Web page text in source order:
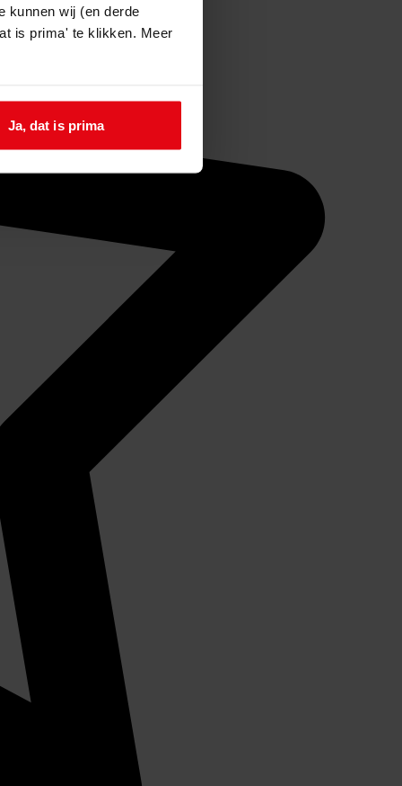
kunnen wij (en derde
is prima' te klikken. Meer
Ja, dat is prima